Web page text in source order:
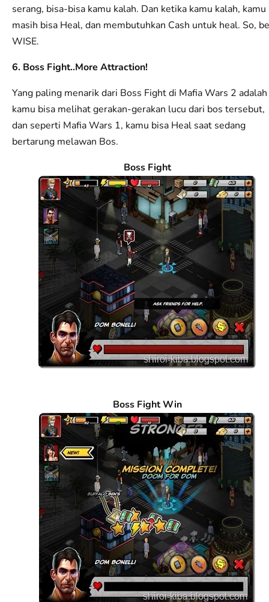
serang, bisa-bisa kamu kalah. Dan ketika kamu kalah, kamu
masih bisa Heal, dan membutuhkan Cash untuk heal. So, be
WISE.
6. Boss Fight..More Attraction!
Yang paling menarik dari Boss Fight di Mafia Wars 2 adalah
kamu bisa melihat gerakan-gerakan lucu dari bos tersebut,
dan seperti Mafia Wars 1, kamu bisa Heal saat sedang
bertarung melawan Bos.
Boss Fight
Boss Fight Win